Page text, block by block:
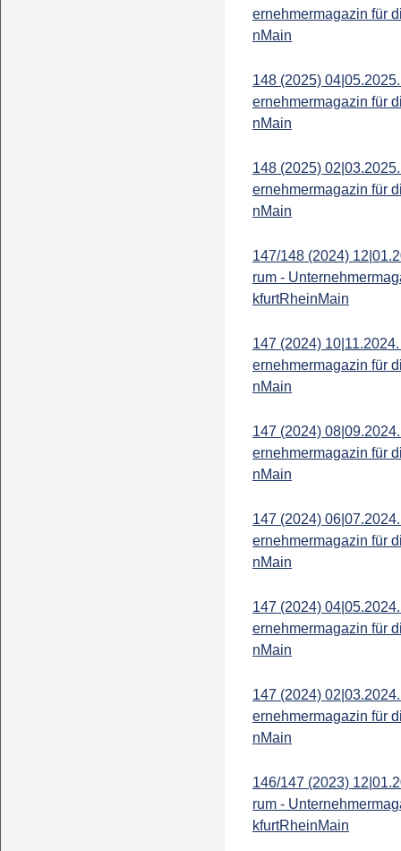
ernehmermagazin für
nMain
148 (2025)
ernehmermagazin für
nMain
148 (2025)
ernehmermagazin für
nMain
147/148 (2024)
rum -
kfurtRheinMain
147 (2024)
ernehmermagazin für
nMain
147 (2024)
ernehmermagazin für
nMain
147 (2024)
ernehmermagazin für
nMain
147 (2024)
ernehmermagazin für
nMain
147 (2024)
ernehmermagazin für
nMain
146/147 (2023)
rum -
kfurtRheinMain